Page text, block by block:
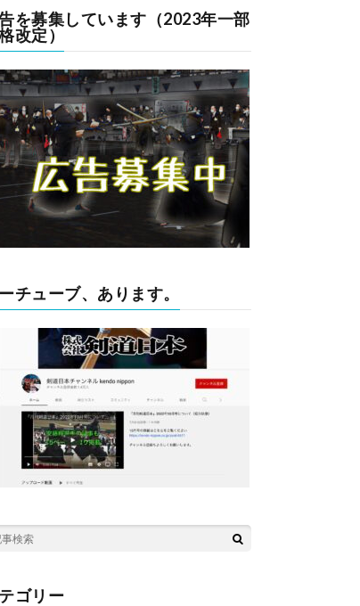
を募集しています（2023年一部
改定）
チューブ、あります。
ゴリー